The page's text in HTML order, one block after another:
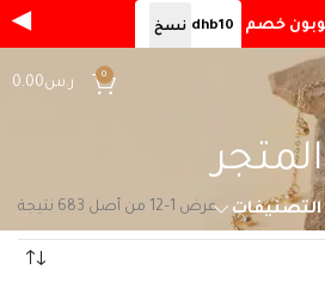
0
ر.س0.00
المتجر
التصنيفات عرض 1–12 من أصل 683 نتيجة
◀ خصم dhb10 نسخ